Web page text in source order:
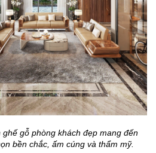
ghế gỗ phòng khách đẹp mang đến
bền chắc, ấm cúng và thẩm mỹ.